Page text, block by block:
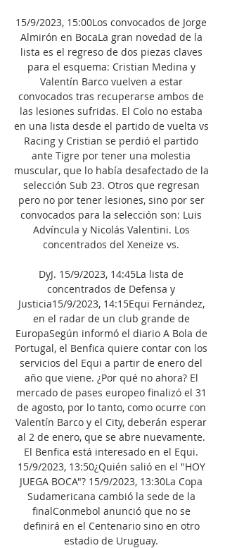
15/9/2023, 15:00Los convocados de Jorge
Almirón en BocaLa gran novedad de la
lista es el regreso de dos piezas claves
para el esquema: Cristian Medina y
Valentín Barco vuelven a estar
convocados tras recuperarse ambos de
las lesiones sufridas. El Colo no estaba
en una lista desde el partido de vuelta vs
Racing y Cristian se perdió el partido
ante Tigre por tener una molestia
muscular, que lo había desafectado de la
selección Sub 23. Otros que regresan
pero no por tener lesiones, sino por ser
convocados para la selección son: Luis
Advíncula y Nicolás Valentini. Los
concentrados del Xeneize vs.
DyJ. 15/9/2023, 14:45La lista de
concentrados de Defensa y
Justicia15/9/2023, 14:15Equi Fernández,
en el radar de un club grande de
EuropaSegún informó el diario A Bola de
Portugal, el Benfica quiere contar con los
servicios del Equi a partir de enero del
año que viene. ¿Por qué no ahora? El
mercado de pases europeo finalizó el 31
de agosto, por lo tanto, como ocurre con
Valentín Barco y el City, deberán esperar
al 2 de enero, que se abre nuevamente.
El Benfica está interesado en el Equi.
15/9/2023, 13:50¿Quién salió en el "HOY
JUEGA BOCA"? 15/9/2023, 13:30La Copa
Sudamericana cambió la sede de la
finalConmebol anunció que no se
definirá en el Centenario sino en otro
estadio de Uruguay.